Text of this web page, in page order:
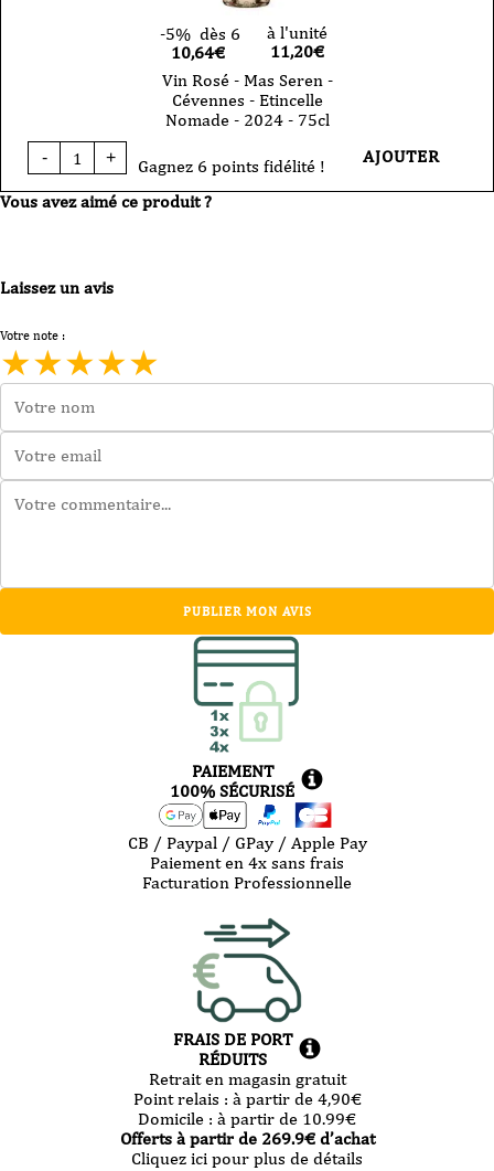
-5% dès 6
10,64€
à l'unité
11,20€
Vin Rosé - Mas Seren -
Cévennes - Etincelle
Nomade - 2024 - 75cl
-
quantité
de
Rosé
Cévennes
Nomade
-
2024
75cl
+ Gagnez 6 points fidélité ! AJOUTER
Vous avez aimé ce produit ?
Laissez un avis
Votre note :
★★★★★
PUBLIER MON AVIS
PAIEMENT
100% SÉCURISÉ
CB / Paypal / GPay / Apple Pay
Paiement en 4x sans frais
Facturation Professionnelle
FRAIS DE PORT
RÉDUITS
Retrait en magasin gratuit
Point relais : à partir de 4,90€
Domicile : à partir de 10.99€
Offerts à partir de 269.9€ d’achat
Cliquez ici pour plus de détails